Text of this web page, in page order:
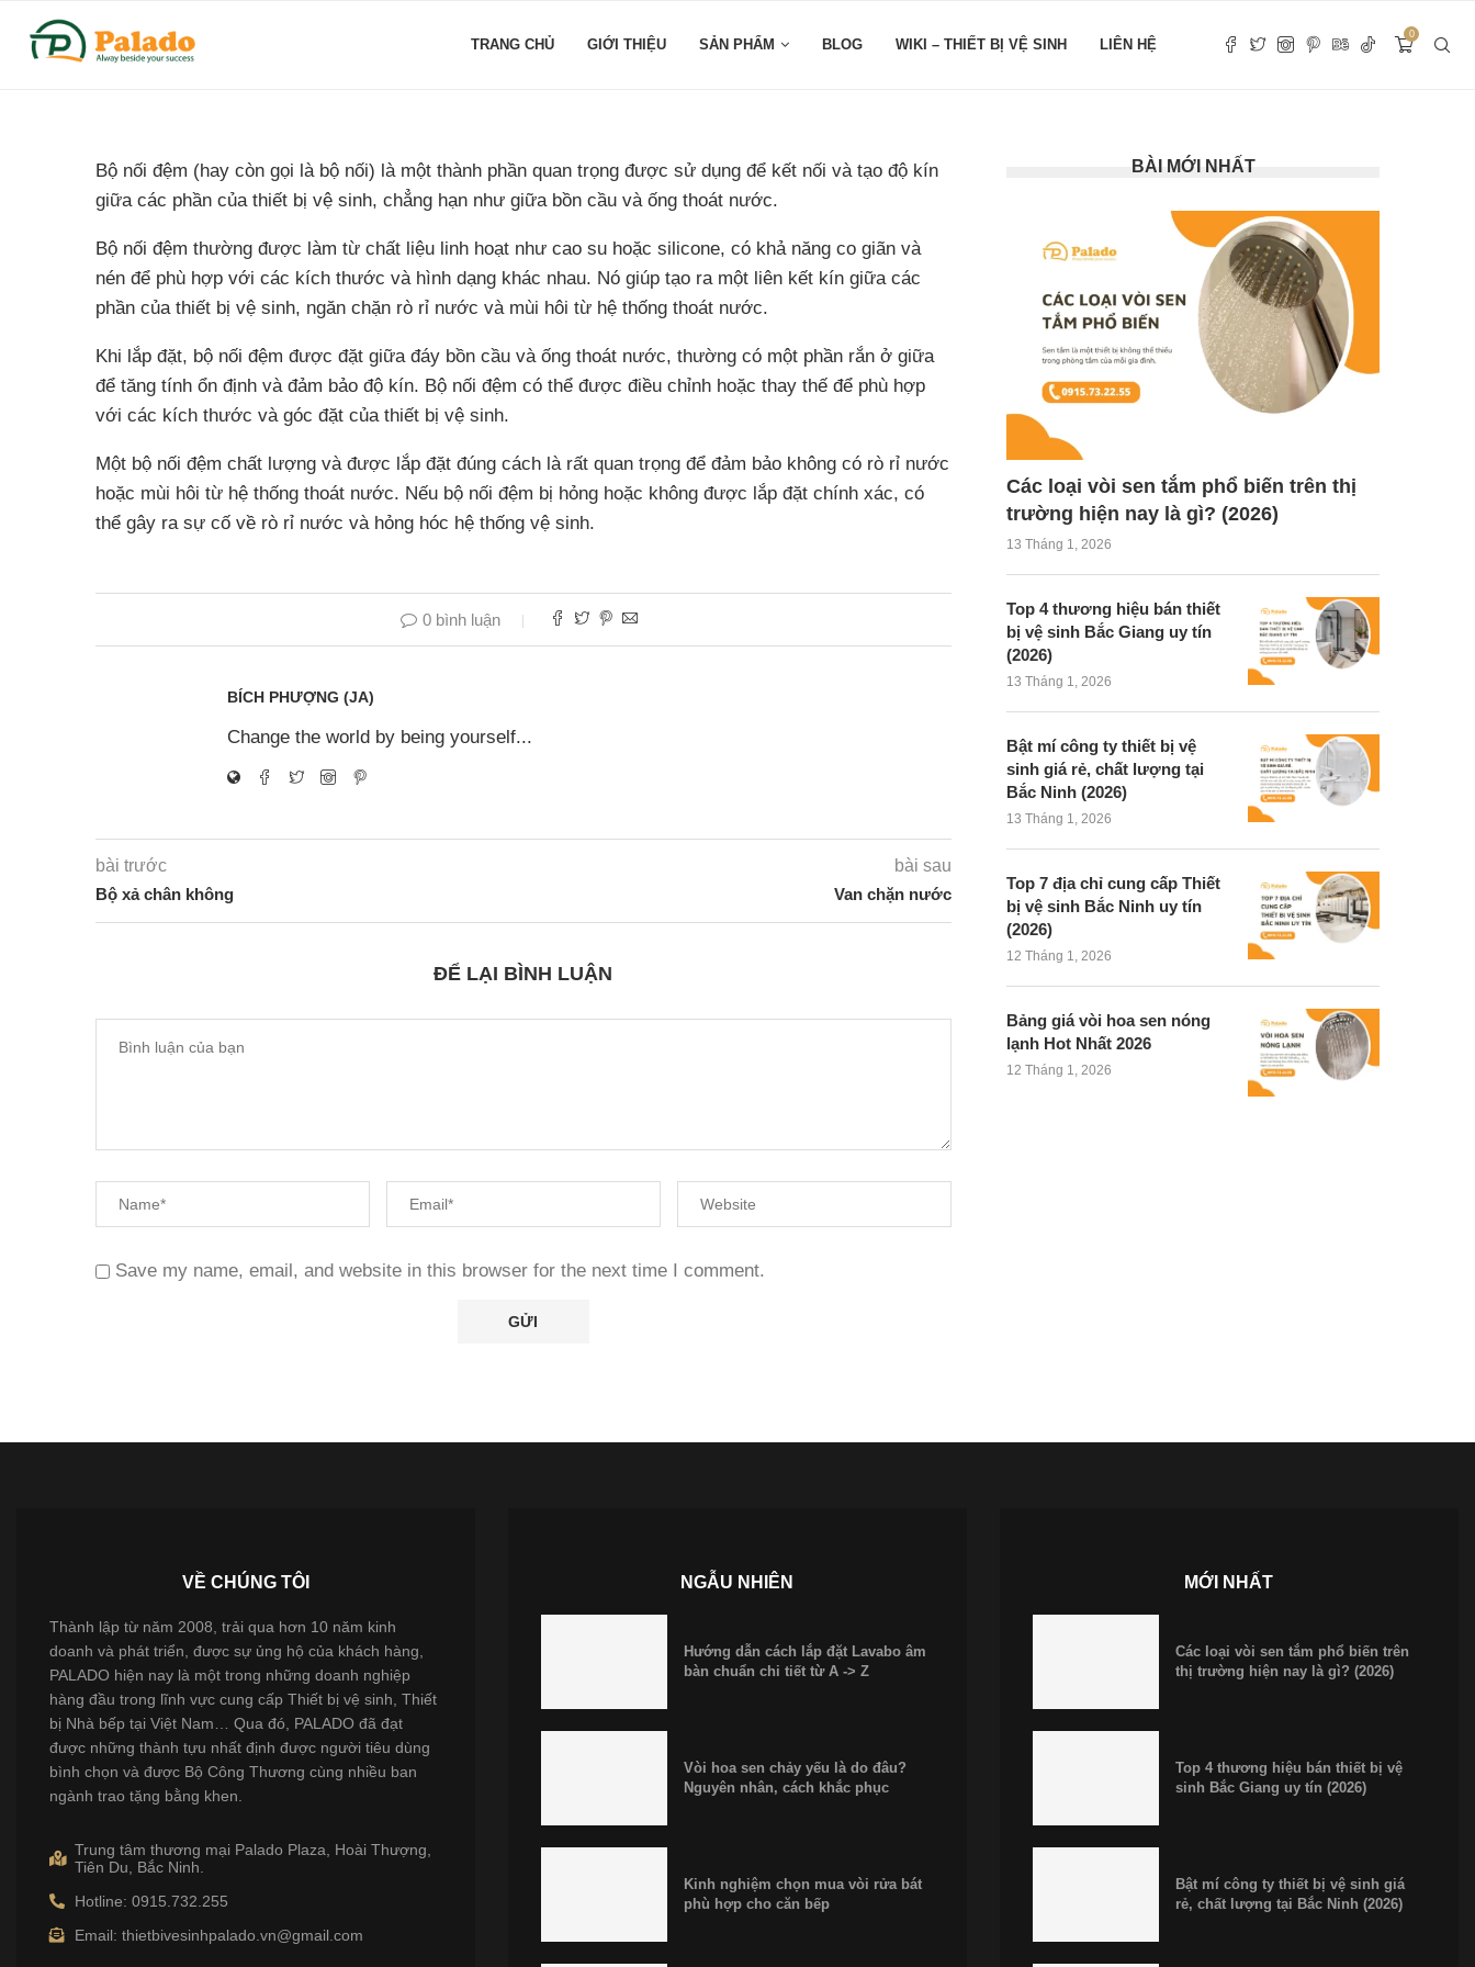
TRANG CHỦ GIỚI THIỆU SẢN PHẨM BLOG WIKI – THIẾT BỊ VỆ SINH LIÊN HỆ
0
Bộ nối đệm (hay còn gọi là bộ nối) là một thành phần quan trọng được sử dụng để kết nối và tạo độ kín
giữa các phần của thiết bị vệ sinh, chẳng hạn như giữa bồn cầu và ống thoát nước.
Bộ nối đệm thường được làm từ chất liệu linh hoạt như cao su hoặc silicone, có khả năng co giãn và
nén để phù hợp với các kích thước và hình dạng khác nhau. Nó giúp tạo ra một liên kết kín giữa các
phần của thiết bị vệ sinh, ngăn chặn rò rỉ nước và mùi hôi từ hệ thống thoát nước.
Khi lắp đặt, bộ nối đệm được đặt giữa đáy bồn cầu và ống thoát nước, thường có một phần rắn ở giữa
để tăng tính ổn định và đảm bảo độ kín. Bộ nối đệm có thể được điều chỉnh hoặc thay thế để phù hợp
với các kích thước và góc đặt của thiết bị vệ sinh.
Một bộ nối đệm chất lượng và được lắp đặt đúng cách là rất quan trọng để đảm bảo không có rò rỉ nước
hoặc mùi hôi từ hệ thống thoát nước. Nếu bộ nối đệm bị hỏng hoặc không được lắp đặt chính xác, có
thể gây ra sự cố về rò rỉ nước và hỏng hóc hệ thống vệ sinh.
0 bình luận
BÍCH PHƯỢNG (JA)
Change the world by being yourself...
bài trước
Bộ xả chân không
bài sau
Van chặn nước
ĐỂ LẠI BÌNH LUẬN
Save my name, email, and website in this browser for the next time I comment.
BÀI MỚI NHẤT
Các loại vòi sen tắm phổ biến trên thị
trường hiện nay là gì? (2026)
13 Tháng 1, 2026
Top 4 thương hiệu bán thiết
bị vệ sinh Bắc Giang uy tín
(2026)
13 Tháng 1, 2026
Bật mí công ty thiết bị vệ
sinh giá rẻ, chất lượng tại
Bắc Ninh (2026)
13 Tháng 1, 2026
Top 7 địa chỉ cung cấp Thiết
bị vệ sinh Bắc Ninh uy tín
(2026)
12 Tháng 1, 2026
Bảng giá vòi hoa sen nóng
lạnh Hot Nhất 2026
12 Tháng 1, 2026
VỀ CHÚNG TÔI
Thành lập từ năm 2008, trải qua hơn 10 năm kinh
doanh và phát triển, được sự ủng hộ của khách hàng,
PALADO hiện nay là một trong những doanh nghiệp
hàng đầu trong lĩnh vực cung cấp Thiết bị vệ sinh, Thiết
bị Nhà bếp tại Việt Nam… Qua đó, PALADO đã đạt
được những thành tựu nhất định được người tiêu dùng
bình chọn và được Bộ Công Thương cùng nhiều ban
ngành trao tặng bằng khen.
Trung tâm thương mại Palado Plaza, Hoài Thượng,
Tiên Du, Bắc Ninh.
Hotline: 0915.732.255
Email: thietbivesinhpalado.vn@gmail.com
NGẪU NHIÊN
Hướng dẫn cách lắp đặt Lavabo âm
bàn chuẩn chi tiết từ A -> Z
Vòi hoa sen chảy yếu là do đâu?
Nguyên nhân, cách khắc phục
Kinh nghiệm chọn mua vòi rửa bát
phù hợp cho căn bếp
MỚI NHẤT
Các loại vòi sen tắm phổ biến trên
thị trường hiện nay là gì? (2026)
Top 4 thương hiệu bán thiết bị vệ
sinh Bắc Giang uy tín (2026)
Bật mí công ty thiết bị vệ sinh giá
rẻ, chất lượng tại Bắc Ninh (2026)